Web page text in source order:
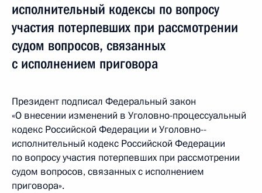
исполнительный кодексы по вопросу
участия потерпевших при рассмотрении
судом вопросов, связанных
с исполнением приговора
Президент подписал Федеральный закон
«О внесении изменений в Уголовно-процессуальный
кодекс Российской Федерации и Уголовно-­
исполнительный кодекс Российской Федерации
по вопросу участия потерпевших при рассмотрении
судом вопросов, связанных с исполнением
приговора».